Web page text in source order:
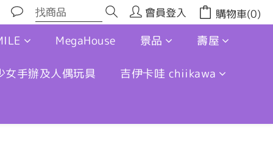
會員登入 購物車(0)
MegaHouse 景品 壽屋
女手辦及人偶玩具 吉伊卡哇 chiikawa